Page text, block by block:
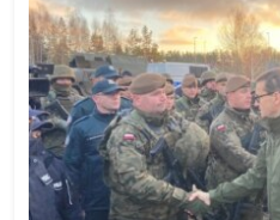
English
Русский
ՀԵՏԵՎԵՔ ՄԵԶ